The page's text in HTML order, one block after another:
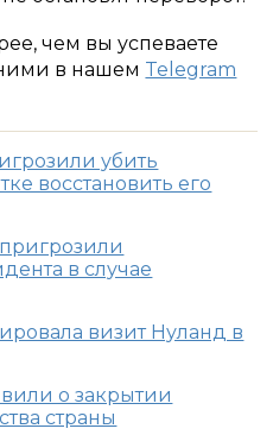
чем вы успеваете
ними в нашем Telegram
убить
восстановить его
в случае
визит Нуланд в
о закрытии
страны